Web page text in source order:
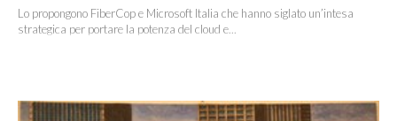
Lo propongono FiberCop e Microsoft Italia che hanno siglato un’intesa
strategica per portare la potenza del cloud e...